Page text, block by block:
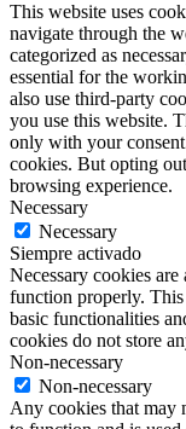
This website uses
navigate through the
categorized as
essential for the
also use third-party
you use this website.
only with your
cookies. But opting
browsing experience.
Necessary
Necessary
Siempre activado
Necessary cookies
function properly.
basic functionalities
cookies do not store
Non-necessary
Non-necessary
Any cookies that may